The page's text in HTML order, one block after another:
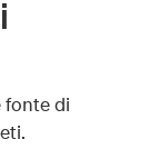
fonte di